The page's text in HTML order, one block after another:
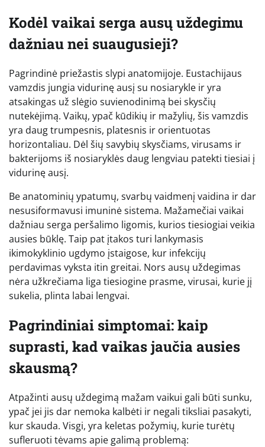
Kodėl vaikai serga ausų uždegimu
dažniau nei suaugusieji?
Pagrindinė priežastis slypi anatomijoje. Eustachijaus
vamzdis jungia vidurinę ausį su nosiarykle ir yra
atsakingas už slėgio suvienodinimą bei skysčių
nutekėjimą. Vaikų, ypač kūdikių ir mažylių, šis vamzdis
yra daug trumpesnis, platesnis ir orientuotas
horizontaliau. Dėl šių savybių skysčiams, virusams ir
bakterijoms iš nosiaryklės daug lengviau patekti tiesiai į
vidurinę ausį.
Be anatominių ypatumų, svarbų vaidmenį vaidina ir dar
nesusiformavusi imuninė sistema. Mažamečiai vaikai
dažniau serga peršalimo ligomis, kurios tiesiogiai veikia
ausies būklę. Taip pat įtakos turi lankymasis
ikimokyklinio ugdymo įstaigose, kur infekcijų
perdavimas vyksta itin greitai. Nors ausų uždegimas
nėra užkrečiama liga tiesiogine prasme, virusai, kurie jį
sukelia, plinta labai lengvai.
Pagrindiniai simptomai: kaip
suprasti, kad vaikas jaučia ausies
skausmą?
Atpažinti ausų uždegimą mažam vaikui gali būti sunku,
ypač jei jis dar nemoka kalbėti ir negali tiksliai pasakyti,
kur skauda. Visgi, yra keletas požymių, kurie turėtų
sufleruoti tėvams apie galimą problemą: